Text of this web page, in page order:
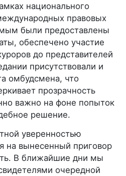
национального
правовых
были предоставлены
обеспечено участие
до представителей
присутствовали и
омбудсмена, что
прозрачность
важно на фоне попыток
решение.
уверенностью
на вынесенный приговор
В ближайшие дни мы
очередной